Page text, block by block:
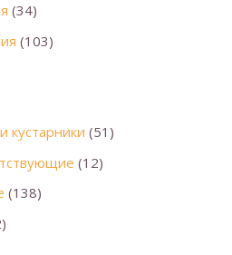
(34)
(103)
кустарники (51)
(12)
(138)